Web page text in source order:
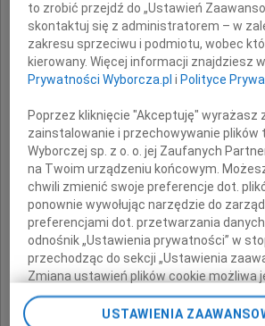
do końca
Nabożeństwo
19 grudnia 2011
w Kaplicy na
na miejsce
to zrobić przejdź do „Ustawień
skontaktuj się z administratorem – w
zakresu sprzeciwu i podmiotu, wobec
kierowany. Więcej informacji znajdziesz w
Prywatności Wyborcza.pl i Polityce
Poprzez kliknięcie "Akceptuję" wyrażasz
zainstalowanie i przechowywanie plików
Wyborczej sp. z o. o. jej Zaufanych
na Twoim urządzeniu końcowym.
chwili zmienić swoje preferencje dot.
ponownie wywołując narzędzie do
preferencjami dot. przetwarzania
odnośnik „Ustawienia prywatności” w
przechodząc do sekcji „Ustawienia
Zmiana ustawień plików cookie możliwa
pomocą ustawień przeglądarki.
USTAWIENIA